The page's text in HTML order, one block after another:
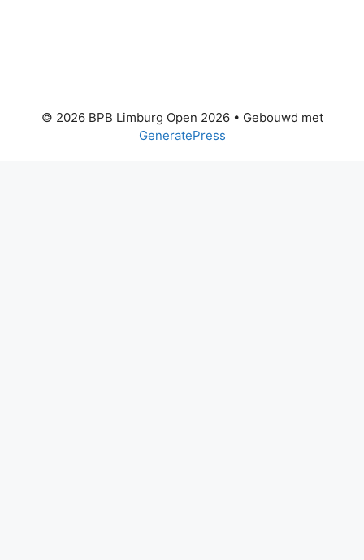
© 2026 BPB Limburg Open 2026• Gebouwd met
GeneratePress